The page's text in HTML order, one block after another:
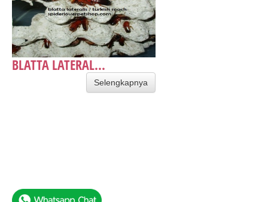
BLATTA LATERAL...
Selengkapnya